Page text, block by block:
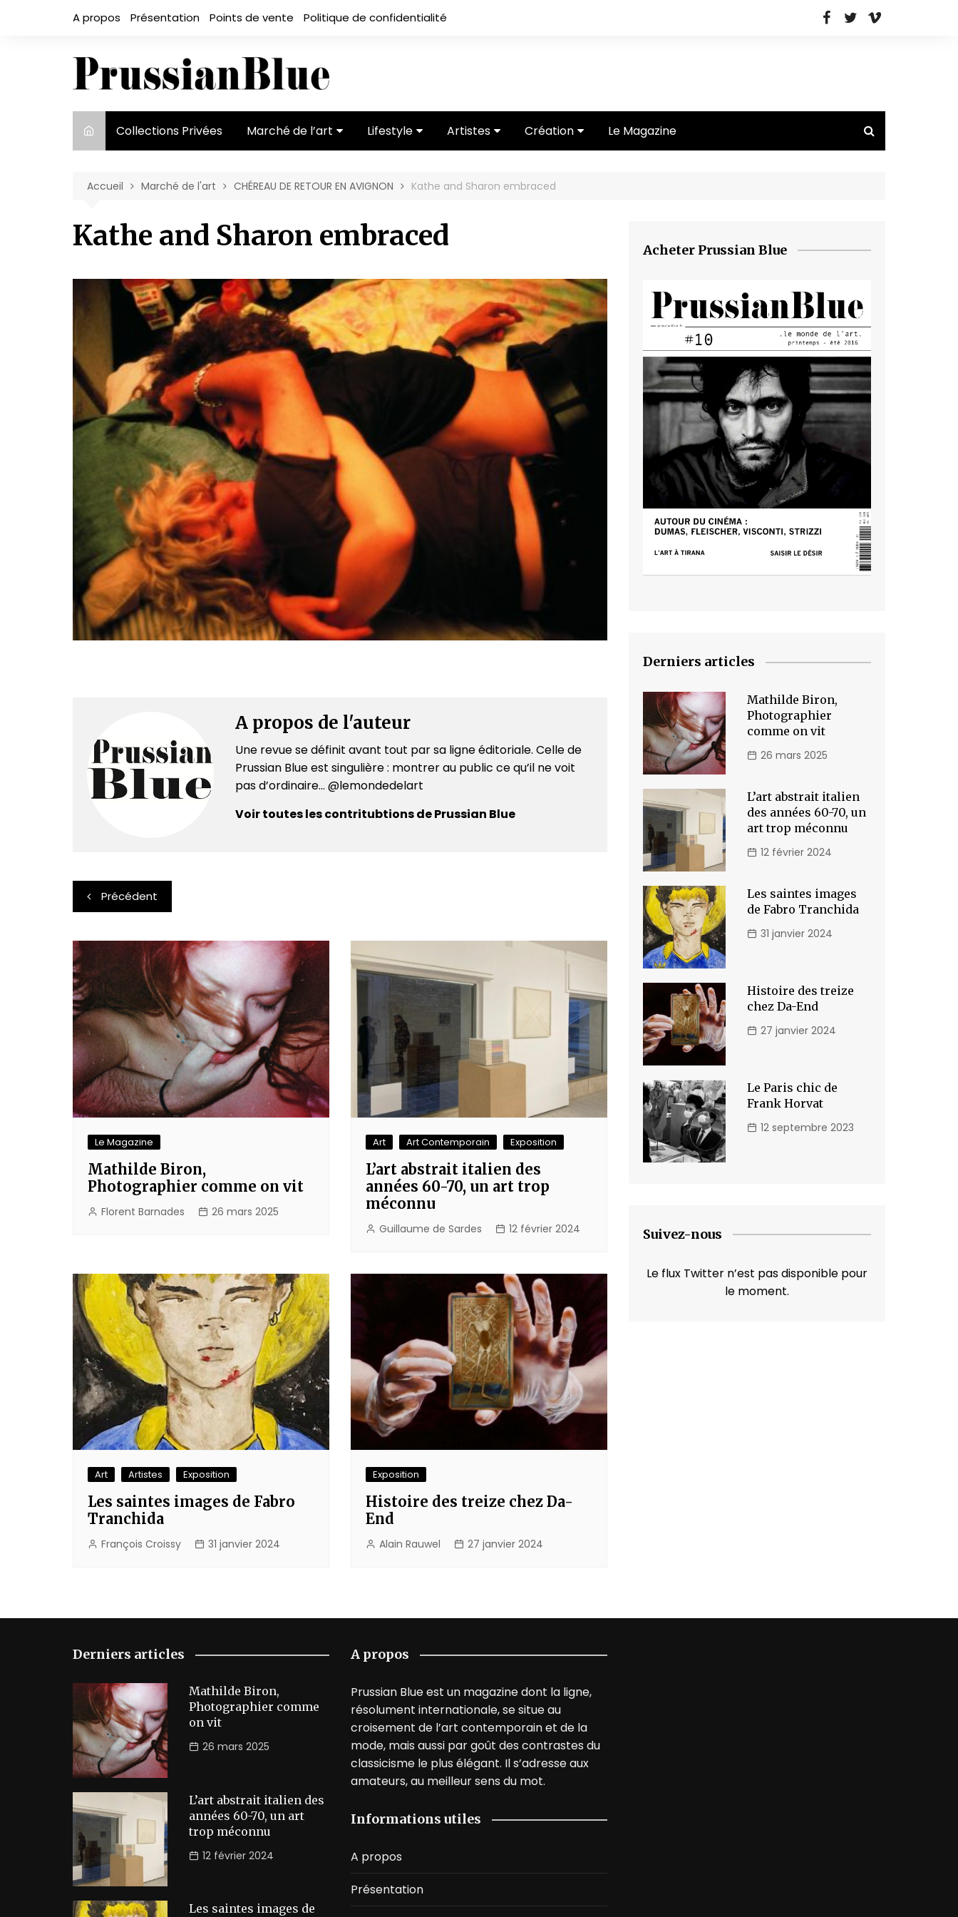
A propos Présentation Points de vente Politique de confidentialité
Collections Privées Marché de l’art
acteurs
Lifestyle
Mode
Artistes
Entretiens
Critiques
Création
Vidéos
Le Magazine
Accueil Marché de l'art CHÉREAU DE RETOUR EN AVIGNON Kathe and Sharon embraced
Kathe and Sharon embraced
A propos de l'auteur
Une revue se définit avant tout par sa ligne éditoriale. Celle de
Prussian Blue est singulière : montrer au public ce qu’il ne voit
pas d’ordinaire... @lemondedelart
Voir toutes les contritubtions de Prussian Blue
Navigation
de
l’article
Précédent
Le Magazine
Mathilde Biron,
Photographier comme on vit
Florent Barnades 26 mars 2025
Art Art Contemporain Exposition
L’art abstrait italien des
années 60-70, un art trop
méconnu
Guillaume de Sardes 12 février 2024
Art Artistes Exposition
Les saintes images de Fabro
Tranchida
François Croissy 31 janvier 2024
Exposition
Histoire des treize chez Da-
End
Alain Rauwel 27 janvier 2024
Acheter Prussian Blue
Derniers articles
Mathilde Biron,
Photographier
comme on vit
26 mars 2025
L’art abstrait italien
des années 60-70, un
art trop méconnu
12 février 2024
Les saintes images
de Fabro Tranchida
31 janvier 2024
Histoire des treize
chez Da-End
27 janvier 2024
Le Paris chic de
Frank Horvat
12 septembre 2023
Suivez-nous
Le flux Twitter n’est pas disponible pour
le moment.
Derniers articles
Mathilde Biron,
Photographier comme
on vit
26 mars 2025
L’art abstrait italien des
années 60-70, un art
trop méconnu
12 février 2024
Les saintes images de
A propos
Prussian Blue est un magazine dont la ligne,
résolument internationale, se situe au
croisement de l’art contemporain et de la
mode, mais aussi par goût des contrastes du
classicisme le plus élégant. Il s’adresse aux
amateurs, au meilleur sens du mot.
Informations utiles
A propos
Présentation